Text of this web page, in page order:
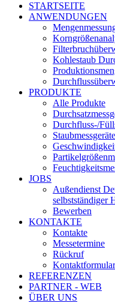
STARTSEITE
ANWENDUNGEN
Kohlestaub
PRODUKTE
Alle Produkte
Durchfluss-/
Staubmessgeräte
JOBS
Außendienst
selbstständiger
Bewerben
KONTAKTE
Kontakte
Messetermine
Rückruf
Kontaktformular
REFERENZEN
PARTNER - WEB
ÜBER UNS